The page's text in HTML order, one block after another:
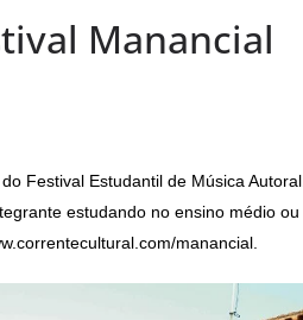
Manancial
Festival Estudantil de Música Autoral.
estudando no ensino médio ou
manancial.